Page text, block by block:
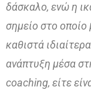
δάσκαλο, ενώ η
σημείο στο οποίο
καθιστά
ανάπτυξη μέσα
coaching, είτε